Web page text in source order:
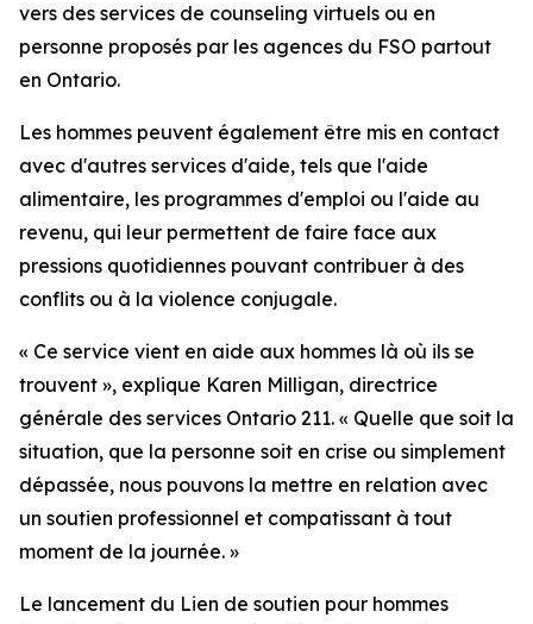
vers des services de counseling virtuels ou en
personne proposés par les agences du FSO partout
en Ontario.
Les hommes peuvent également être mis en contact
avec d'autres services d'aide, tels que l'aide
alimentaire, les programmes d'emploi ou l'aide au
revenu, qui leur permettent de faire face aux
pressions quotidiennes pouvant contribuer à des
conflits ou à la violence conjugale.
« Ce service vient en aide aux hommes là où ils se
trouvent », explique Karen Milligan, directrice
générale des services Ontario 211. « Quelle que soit la
situation, que la personne soit en crise ou simplement
dépassée, nous pouvons la mettre en relation avec
un soutien professionnel et compatissant à tout
moment de la journée. »
Le lancement du Lien de soutien pour hommes